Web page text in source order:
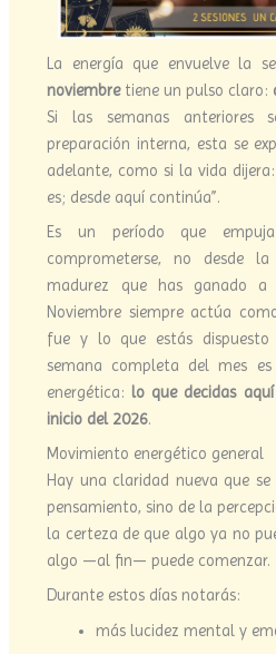
La energía que envuelve la
noviembretiene un pulso claro:
Si las semanas anteriores
preparación interna, esta se
adelante, como si la vida
es; desde aquí continúa”.
Es un período que
comprometerse, no desde
madurez que has ganado
Noviembre siempre actúa
fue y lo que estás
semana completa del mes
energética: lo que decidas
inicio del 2026.
Movimiento energético general
Hay una claridad nueva que
pensamiento, sino de la
la certeza de que algo ya no
algo —al fin— puede comenzar.
Durante estos días notarás:
más lucidez mental y